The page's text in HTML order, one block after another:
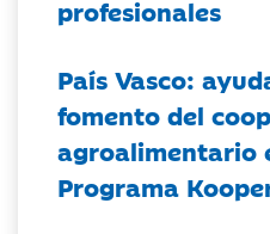
profesionales
País Vasco:
fomento del
agroalimentario
Programa